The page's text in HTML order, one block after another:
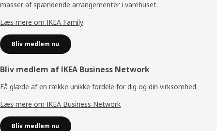
masser af spændende arrangementer i varehuset.
Læs mere om IKEA Family
Bliv medlem nu
Bliv medlem af IKEA Business Network
Få glæde af en række unikke fordele for dig og din virksomhed.
Læs mere om IKEA Business Network
Bliv medlem nu